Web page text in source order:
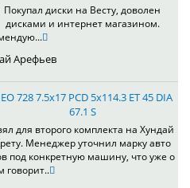
Покупал диски на Весту, доволен
дисками и интернет магазином.
Арефьев
728 7.5x17 PCD 5x114.3 ET 45 DIA
67.1 S
для второго комплекта на Хундай
Менеджер уточнил марку авто
под конкретную машину, что уже о
говорит..